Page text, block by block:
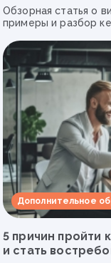
Обзорная статья о
примеры и разбор
Дополнительное
5 причин пройти
и стать